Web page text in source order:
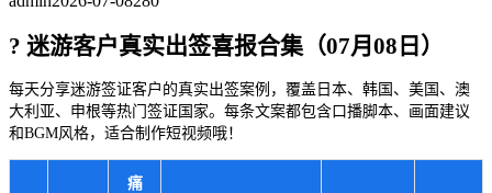
? 迷游客户真实出签喜报合集（07月08日）
每天分享迷游签证客户的真实出签案例，覆盖日本、韩国、美国、澳
大利亚、申根等热门签证国家。每条文案都包含口播脚本、画面建议
和BGM风格，适合制作短视频哦！
痛